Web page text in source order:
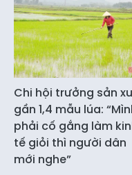
Chi hội trưởng sản
gần 1,4 mẫu lúa:
phải cố gắng làm
tế giỏi thì người dân
mới nghe”